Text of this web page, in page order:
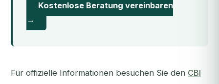
Kostenlose Beratung vereinbaren
→
Für offizielle Informationen besuchen Sie den CBI